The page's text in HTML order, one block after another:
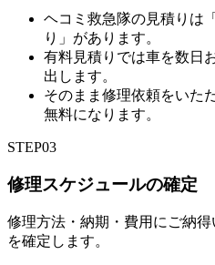
ヘコミ救急隊の見積りは
り」があります。
有料見積りでは車を数日
出します。
そのまま修理依頼をいた
無料になります。
STEP03
修理スケジュールの確定
修理方法・納期・費用にご納
を確定します。